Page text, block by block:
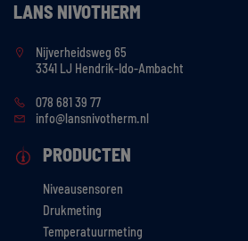
LANS NIVOTHERM
Nijverheidsweg 65
3341 LJ Hendrik-Ido-Ambacht
078 681 39 77
info@lansnivotherm.nl
PRODUCTEN
Niveausensoren
Drukmeting
Temperatuurmeting